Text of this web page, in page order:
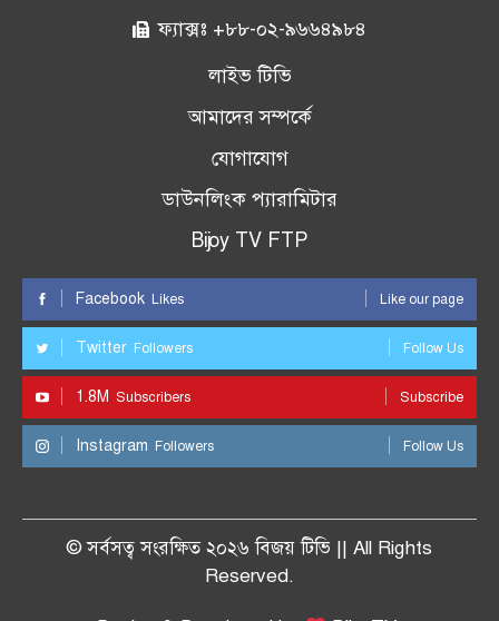
ফ্যাক্সঃ +৮৮-০২-৯৬৬৪৯৮৪
লাইভ টিভি
আমাদের সম্পর্কে
যোগাযোগ
ডাউনলিংক প্যারামিটার
Bijoy TV FTP
Facebook Likes Like our page
Twitter Followers Follow Us
1.8M Subscribers Subscribe
Instagram Followers Follow Us
© সর্বসত্ব সংরক্ষিত ২০২৬ বিজয় টিভি || All Rights
Reserved.